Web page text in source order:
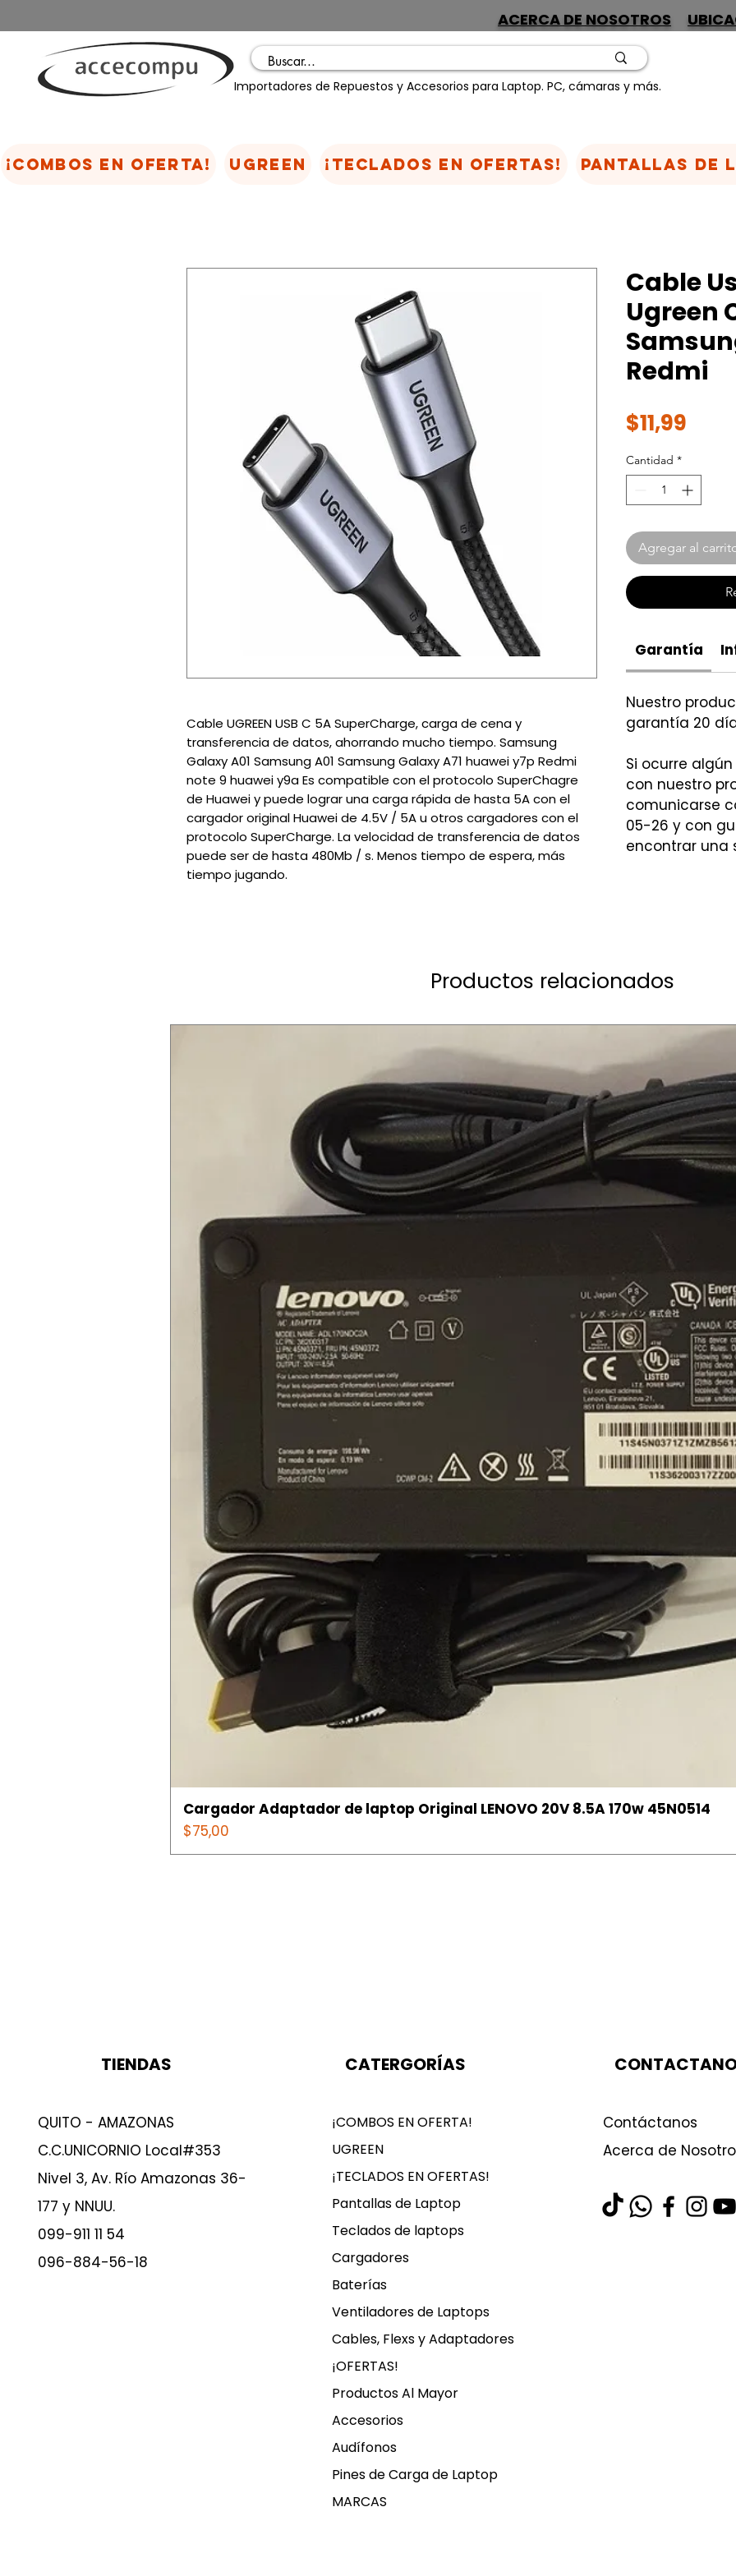
ACERCA DE NOSOTROS
Importadores de Repuestos y Accesorios para Laptop. PC, cámaras y más.
Cable UGREEN USB C 5A SuperCharge, carga de cena y
transferencia de datos, ahorrando mucho tiempo. Samsung
Galaxy A01 Samsung A01 Samsung Galaxy A71 huawei y7p Redmi
note 9 huawei y9a Es compatible con el protocolo SuperChagre
de Huawei y puede lograr una carga rápida de hasta 5A con el
cargador original Huawei de 4.5V / 5A u otros cargadores con el
protocolo SuperCharge. La velocidad de transferencia de datos
puede ser de hasta 480Mb / s. Menos tiempo de espera, más
tiempo jugando.
Cable
Ugreen
Redmi
$11,99
Cantidad *
Agregar al
Garantía
Nuestro
garantía 20
Si ocurre
con nuestro
comunicarse
05-26 y con
encontrar una
Productos relacionados
Cargador Adaptador de laptop Original LENOVO 20V 8.5A 170w 45N0514
Precio
$75,00
¡COMBOS EN OFERTA! UGREEN ¡TECLADOS EN OFERTAS! Pantallas de
TIENDAS
QUITO - AMAZONAS
C.C.UNICORNIO Local#353
Nivel 3, Av. Río Amazonas 36-
177 y NNUU.
099-911 11 54
096-884-56-18
CATERGORÍAS
¡COMBOS EN OFERTA!
UGREEN
¡TECLADOS EN OFERTAS!
Pantallas de Laptop
Teclados de laptops
Cargadores
Baterías
Ventiladores de Laptops
Cables, Flexs y Adaptadores
¡OFERTAS!
Productos Al Mayor
Accesorios
Audífonos
Pines de Carga de Laptop
MARCAS
Contáctanos
Acerca de